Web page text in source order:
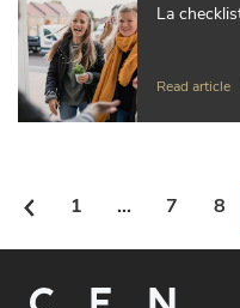
La
Read article
1 ... 7 8